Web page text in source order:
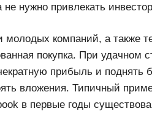
не нужно привлекать
молодых компаний, а также
покупка. При удачном
прибыль и поднять
вложения. Типичный
в первые годы